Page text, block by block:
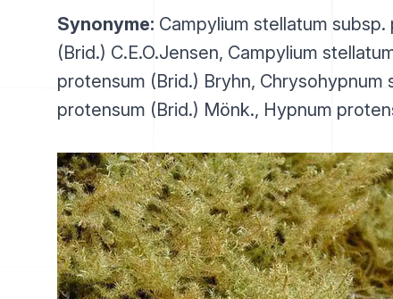
Synonyme: Campylium stellatum subsp.
(Brid.) C.E.O.Jensen, Campylium
protensum (Brid.) Bryhn, Chrysohypnum
protensum (Brid.) Mönk., Hypnum